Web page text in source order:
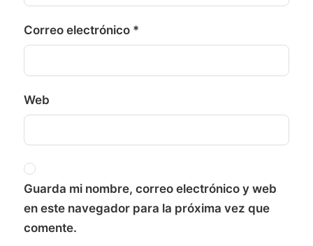
Correo electrónico *
Web
Guarda mi nombre, correo electrónico y web
en este navegador para la próxima vez que
comente.